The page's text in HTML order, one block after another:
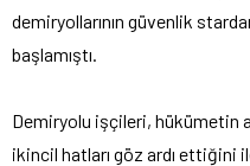
demiryollarının güvenlik
başlamıştı.
Demiryolu işçileri, hükümetin
ikincil hatları göz ardı ettiğini